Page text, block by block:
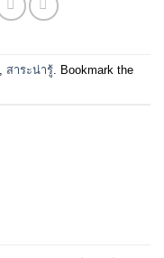
สาระน่ารู้ . Bookmark the